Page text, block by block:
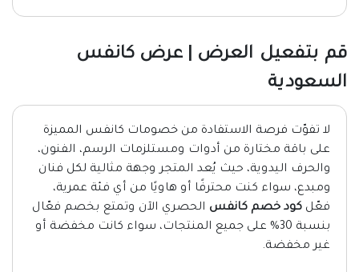
قم بتفعيل العرض | عرض كانفس
السعودية
لا تفوّت فرصة الاستفادة من خصومات كانفس المميزة
على باقة مختارة من أدوات ومستلزمات الرسم، الفنون،
والحرف اليدوية، حيث يُعد المتجر وجهة مثالية لكل فنان
ومبدع، سواء كنت محترفًا أو هاويًا من أي فئة عمرية،
فعّل كود خصم كانفس الحصري الآن وتمتع بخصم فعّال
بنسبة 30% على جميع المنتجات، سواء كانت مخفضة أو
غير مخفضة.